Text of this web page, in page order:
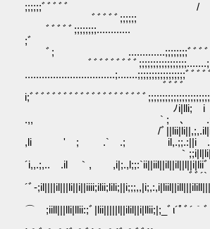
;;;;;;
ﾞﾞﾞﾞﾞ;;;;;;
ﾞﾞﾞﾞﾞ;;;;;;;;............
;
ﾞ; .............;;;;;;;;ﾞﾞﾞﾞ
ﾞﾞﾞﾞﾞﾞﾞﾞﾞ
................................;.......;;;;;;;;;;;;;;;;;ﾞﾞﾞﾞ
ﾞﾞﾞﾞ
i;ﾞﾞﾞﾞﾞﾞﾞﾞﾞﾞﾞﾞﾞﾞﾞﾞﾞﾞﾞﾞﾞ
ﾉi|lli; i .
.,, ` ; ､ .; ´
/ﾞ||lii|li||,;,.il|i;, ;
,li ' ; .` .; il,.;;.:||i .i|
｀;;i|l|li||lｌｌ
´i,,.;,.. .il ｀, ,i|;.,l;;:`ii||iil||il||il||l||i|liiﾞ
ﾞﾞ´`
´ﾞ-
´ﾞ｀
⌒ゞ;iill|||lli|llii:;ﾞ|lii|||||l||ilil||i|llii;|;_ﾞι´ﾟﾞ´｀ﾞ
´